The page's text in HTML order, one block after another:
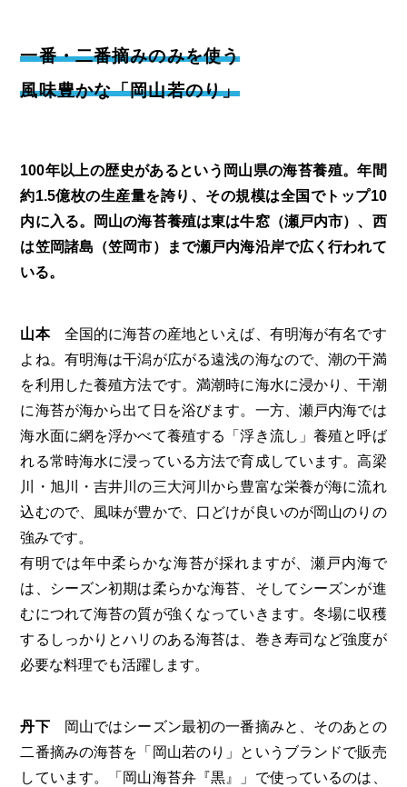
一番・二番摘みのみを使う
風味豊かな「岡山若のり」
100年以上の歴史があるという岡山県の海苔養殖。年間
約1.5億枚の生産量を誇り、その規模は全国でトップ10
内に入る。岡山の海苔養殖は東は牛窓（瀬戸内市）、西
は笠岡諸島（笠岡市）まで瀬戸内海沿岸で広く行われて
いる。
山本全国的に海苔の産地といえば、有明海が有名です
よね。有明海は干潟が広がる遠浅の海なので、潮の干満
を利用した養殖方法です。満潮時に海水に浸かり、干潮
に海苔が海から出て日を浴びます。一方、瀬戸内海では
海水面に網を浮かべて養殖する「浮き流し」養殖と呼ば
れる常時海水に浸っている方法で育成しています。高梁
川・旭川・吉井川の三大河川から豊富な栄養が海に流れ
込むので、風味が豊かで、口どけが良いのが岡山のりの
強みです。
有明では年中柔らかな海苔が採れますが、瀬戸内海で
は、シーズン初期は柔らかな海苔、そしてシーズンが進
むにつれて海苔の質が強くなっていきます。冬場に収穫
するしっかりとハリのある海苔は、巻き寿司など強度が
必要な料理でも活躍します。
丹下岡山ではシーズン最初の一番摘みと、そのあとの
二番摘みの海苔を「岡山若のり」というブランドで販売
しています。「岡山海苔弁『黒』」で使っているのは、